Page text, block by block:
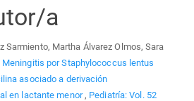
a
Sarmiento, Martha Álvarez Olmos, Sara
Meningitis por Staphylococcus lentus
asociado a derivación
en lactante menor , Pediatría: Vol. 52